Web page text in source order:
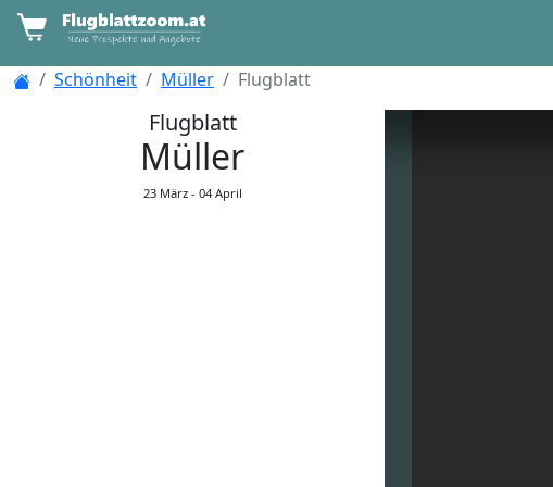
Schönheit Müller Flugblatt
Flugblatt
Müller
23 März - 04 April